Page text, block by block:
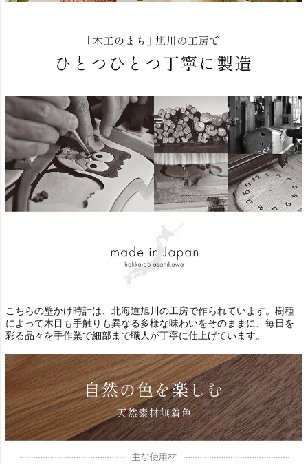
こちらの壁かけ時計は、北海道旭川の工房で作られています。樹種
によって木目も手触りも異なる多様な味わいをそのままに、毎日を
彩る品々を手作業で細部まで職人が丁寧に仕上げています。